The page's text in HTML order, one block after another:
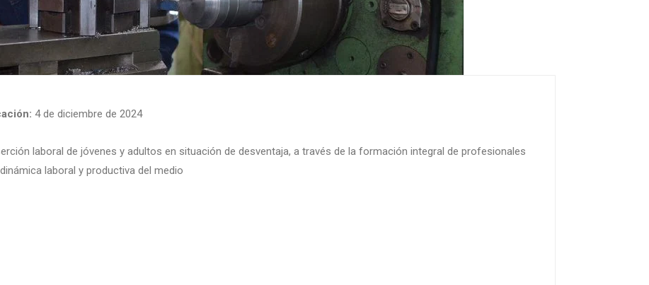
4 de diciembre de 2024
laboral de jóvenes y adultos en situación de desventaja, a través de la formación integral de profesionales
laboral y productiva del medio